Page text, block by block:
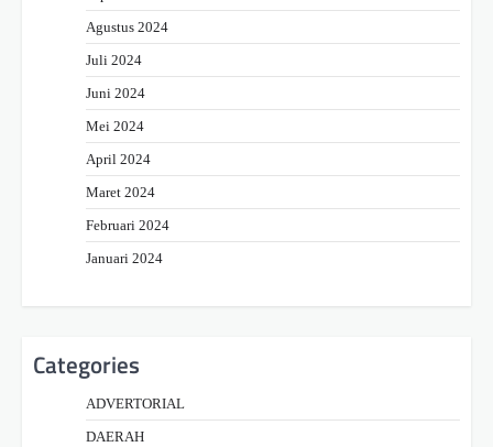
Agustus 2024
Juli 2024
Juni 2024
Mei 2024
April 2024
Maret 2024
Februari 2024
Januari 2024
Categories
ADVERTORIAL
DAERAH